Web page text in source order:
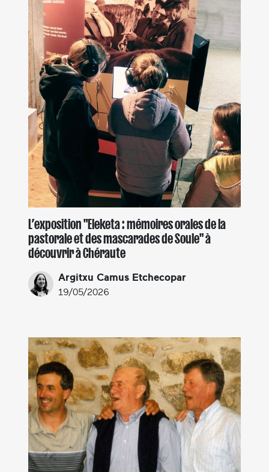
L’exposition "Eleketa : mémoires orales de la
pastorale et des mascarades de Soule" à
découvrir à Chéraute
Argitxu Camus Etchecopar
19/05/2026